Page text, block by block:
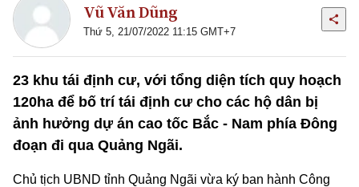
Vũ Văn Dũng
Thứ 5, 21/07/2022 11:15 GMT+7
23 khu tái định cư, với tổng diện tích quy hoạch
120ha để bố trí tái định cư cho các hộ dân bị
ảnh hưởng dự án cao tốc Bắc - Nam phía Đông
đoạn đi qua Quảng Ngãi.
Chủ tịch UBND tỉnh Quảng Ngãi vừa ký ban hành Công